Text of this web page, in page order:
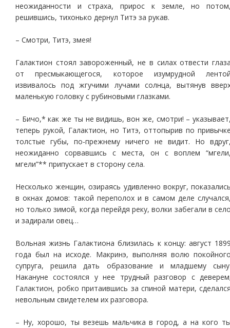
неожиданности и страха, прирос к земле, но
решившись, тихонько дернул Титэ за рукав.
– Смотри, Титэ, змея!
Галактион стоял завороженный, не в силах отвести
от пресмыкающегося, которое изумрудной
извивалось под жгучими лучами солнца, вытянув
маленькую головку с рубиновыми глазками.
– Бичо,* как же ты не видишь, вон же, смотри! –
теперь рукой, Галактион, но Титэ, оттопырив по
толстые губы, по-прежнему ничего не видит. Но
неожиданно сорвавшись с места, он с воплем
мгели”** припускает в сторону села.
Несколько женщин, озираясь удивленно вокруг,
в окнах домов: такой переполох и в самом деле
но только зимой, когда перейдя реку, волки забегали в
и задирали овец…
Вольная жизнь Галактиона близилась к концу: август
года был на исходе. Макринэ, выполняя волю
супруга, решила дать образование и младшему
Накануне состоялся у нее трудный разговор с
Галактион, робко притаившись за спиной матери,
невольным свидетелем их разговора.
– Ну, хорошо, ты везешь мальчика в город, а на кого